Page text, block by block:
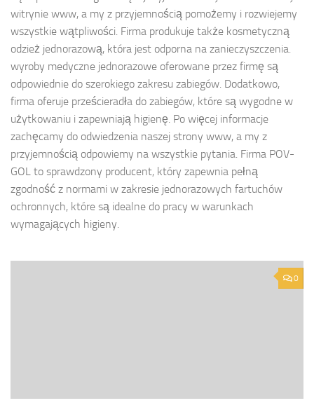
witrynie www, a my z przyjemnością pomożemy i rozwiejemy
wszystkie wątpliwości. Firma produkuje także kosmetyczną
odzież jednorazową, która jest odporna na zanieczyszczenia.
wyroby medyczne jednorazowe oferowane przez firmę są
odpowiednie do szerokiego zakresu zabiegów. Dodatkowo,
firma oferuje prześcieradła do zabiegów, które są wygodne w
użytkowaniu i zapewniają higienę. Po więcej informacje
zachęcamy do odwiedzenia naszej strony www, a my z
przyjemnością odpowiemy na wszystkie pytania. Firma POV-
GOL to sprawdzony producent, który zapewnia pełną
zgodność z normami w zakresie jednorazowych fartuchów
ochronnych, które są idealne do pracy w warunkach
wymagających higieny.
0